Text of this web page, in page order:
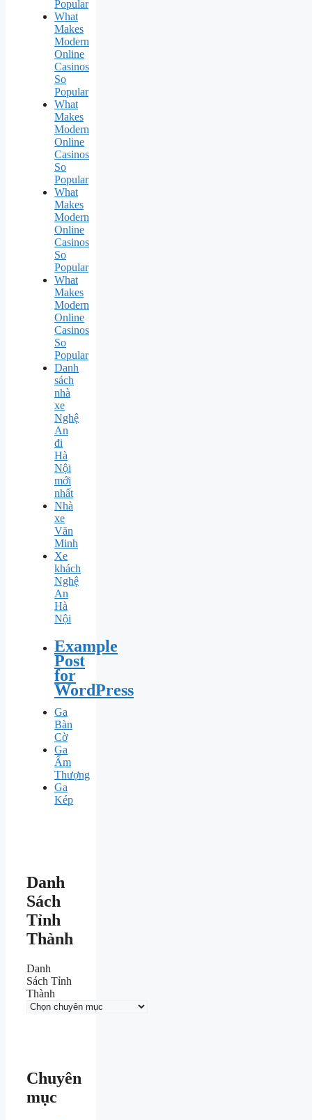
Popular
What
Makes
Modern
Online
Casinos
So
Popular
What
Makes
Modern
Online
Casinos
So
Popular
What
Makes
Modern
Online
Casinos
So
Popular
What
Makes
Modern
Online
Casinos
So
Popular
Danh
sách
nhà
xe
Nghệ
An
đi
Hà
Nội
mới
nhất
Nhà
xe
Văn
Minh
Xe
khách
Nghệ
An
Hà
Nội
Example
Post
for
WordPress
Ga
Bàn
Cờ
Ga
Ấm
Thượng
Ga
Kép
Danh
Sách
Tỉnh
Thành
Danh
Sách Tỉnh
Thành
Chuyên
mục